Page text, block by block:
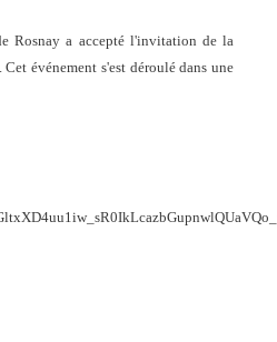
Rosnay a accepté l'invitation de la
événement s'est déroulé dans une